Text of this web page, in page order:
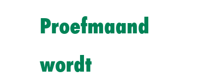
Proefmaand
wordt